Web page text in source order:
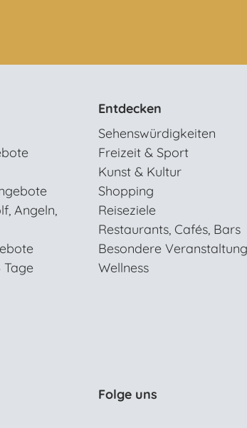
Angeln,
Tage
Entdecken
Sehenswürdigkeiten
Freizeit & Sport
Kunst & Kultur
Shopping
Reiseziele
Restaurants, Cafés, Bars
Besondere
Wellness
Folge uns